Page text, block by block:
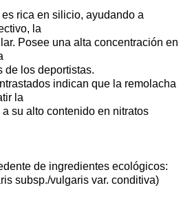
rica en silicio, ayudando a
la
Posee una alta concentración en
de los deportistas.
indican que la remolacha
la
su alto contenido en nitratos
de ingredientes ecológicos:
subsp./vulgaris var. conditiva)